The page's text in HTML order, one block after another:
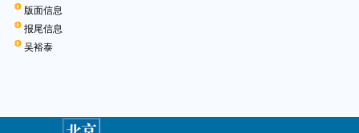
版面信息
报尾信息
吴裕泰